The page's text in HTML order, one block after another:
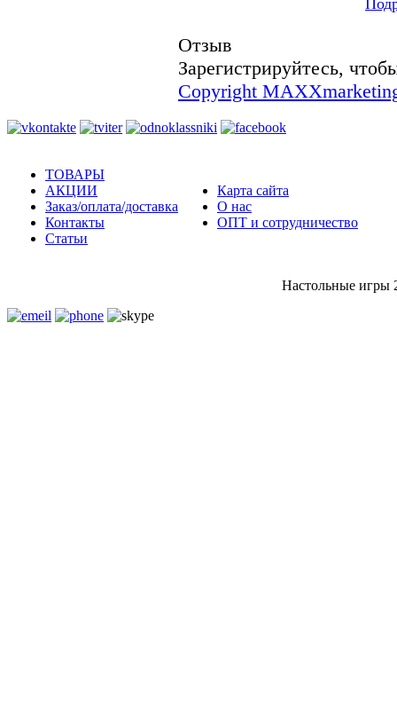
Отзыв
Зарегистрируйтесь,
Copyright
ТОВАРЫ
АКЦИИ
Заказ/оплата/доставка
Контакты
Статьи
Карта сайта
О нас
ОПТ и сотрудничество